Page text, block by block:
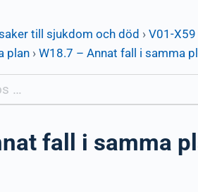
till sjukdom och död › V01-X59
plan › W18.7 – Annat fall i samma
fall i samma